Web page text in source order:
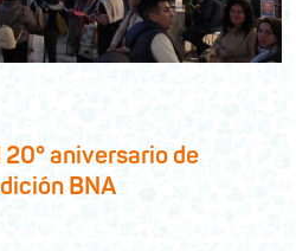
aniversario de
BNA